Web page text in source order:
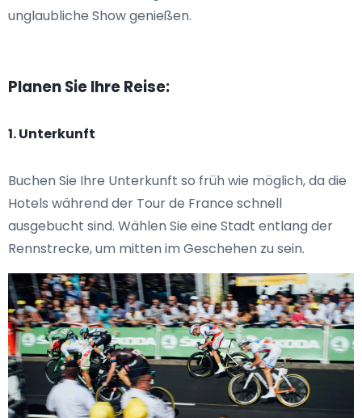
unglaubliche Show genießen.
Planen Sie Ihre Reise:
1. Unterkunft
Buchen Sie Ihre Unterkunft so früh wie möglich, da die
Hotels während der Tour de France schnell
ausgebucht sind. Wählen Sie eine Stadt entlang der
Rennstrecke, um mitten im Geschehen zu sein.